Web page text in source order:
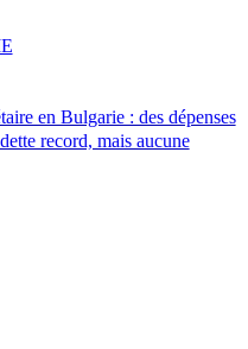
en Bulgarie : des dépenses
record, mais aucune